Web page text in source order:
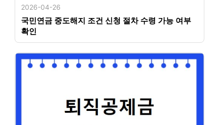
2026-04-26
국민연금 중도해지 조건 신청 절차 수령 가능 여부
확인